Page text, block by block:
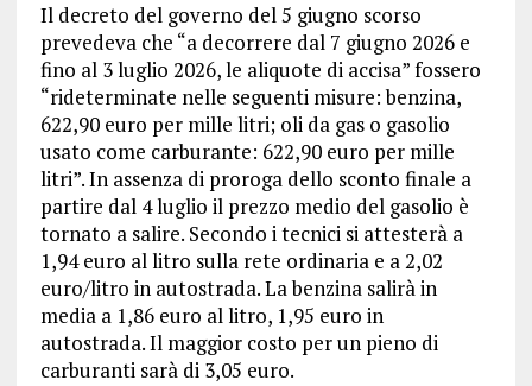
Il decreto del governo del 5 giugno scorso
prevedeva che “a decorrere dal 7 giugno 2026 e
fino al 3 luglio 2026, le aliquote di accisa” fossero
“rideterminate nelle seguenti misure: benzina,
622,90 euro per mille litri; oli da gas o gasolio
usato come carburante: 622,90 euro per mille
litri”. In assenza di proroga dello sconto finale a
partire dal 4 luglio il prezzo medio del gasolio è
tornato a salire. Secondo i tecnici si attesterà a
1,94 euro al litro sulla rete ordinaria e a 2,02
euro/litro in autostrada. La benzina salirà in
media a 1,86 euro al litro, 1,95 euro in
autostrada. Il maggior costo per un pieno di
carburanti sarà di 3,05 euro.